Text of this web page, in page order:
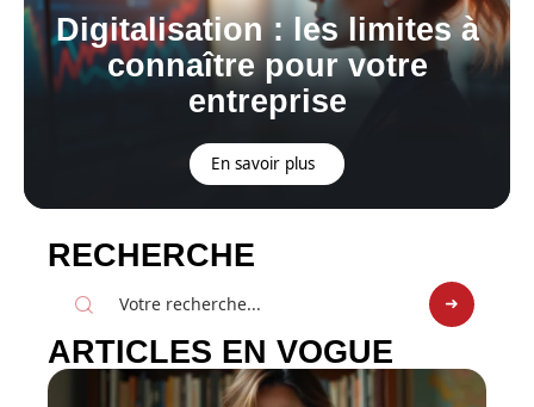
Digitalisation : les limites à
connaître pour votre
entreprise
En savoir plus
RECHERCHE
ARTICLES EN VOGUE